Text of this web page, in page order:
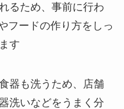
るため、事前に行わ
フードの作り方をしっ
す
器も洗うため、店舗
洗いなどをうまく分